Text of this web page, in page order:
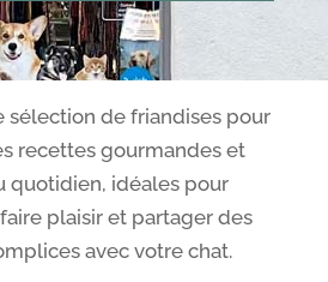
sélection de friandises pour
recettes gourmandes et
quotidien, idéales pour
plaisir et partager des
avec votre chat.